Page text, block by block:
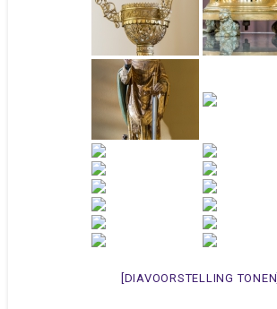
[DIAVOORSTELLING TONEN]